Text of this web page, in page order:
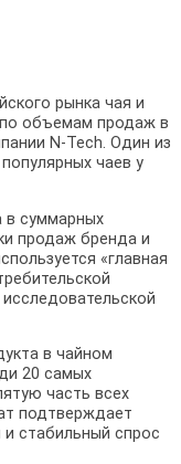
рынка чая и
по объемам продаж в
N-Tech. Один из
чаев у
в суммарных
продаж бренда и
«главная
в чайном
20 самых
часть всех
подтверждает
стабильный спрос